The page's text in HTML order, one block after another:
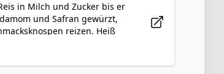
in Milch und Zucker bis er
und Safran gewürzt,
reizen. Heiß
Früchten garniert, die
besonderen Stellenwert
genossen wird.